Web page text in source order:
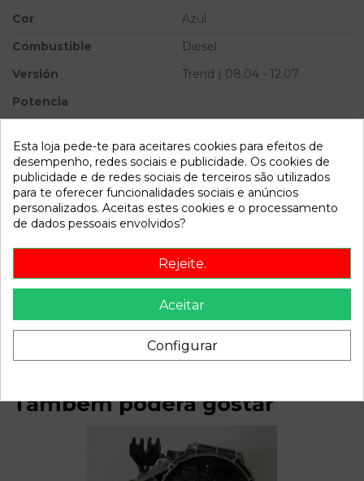
Cor
Azul
Combustible
Diesel
Versión
Trend | 08.04 - 12.07
Potencia
Trend | 08.04 - 12.07
Referência 810569
Disponível a partir de: 2022-04-06
Recambio de bomba freno para ford focus berlina (cap)
trend | 08.04 - 12.07 trend | 08.04 - 12.07 referencia OEM
IAM
Também poderá gostar
Esta loja pede-te para aceitares cookies para efeitos de
desempenho, redes sociais e publicidade. Os cookies de
publicidade e de redes sociais de terceiros são utilizados
para te oferecer funcionalidades sociais e anúncios
personalizados. Aceitas estes cookies e o processamento
de dados pessoais envolvidos?
Rejeite.
Aceitar
Configurar